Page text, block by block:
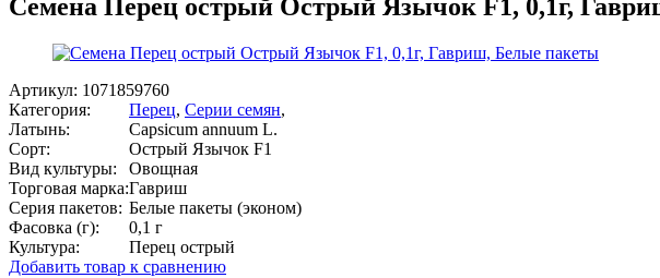
Семена Перец острый Острый Язычок F1, 0,1г,
Артикул: 1071859760
Категория:
Перец, Серии семян,
Латынь:
Capsicum annuum L.
Сорт:
Острый Язычок F1
Вид культуры:
Овощная
Торговая марка:Гавриш
Серия пакетов: Белые пакеты (эконом)
Фасовка (г):
0,1 г
Культура:
Перец острый
Добавить товар к сравнению